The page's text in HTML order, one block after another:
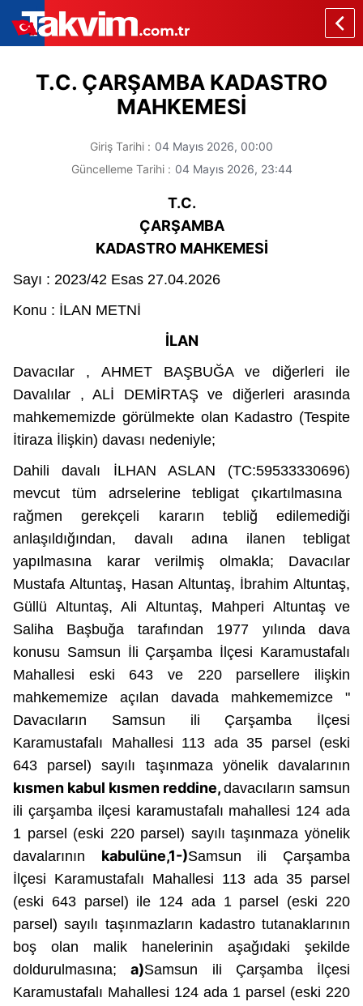
T.C. ÇARŞAMBA KADASTRO
MAHKEMESİ
Giriş Tarihi : 04 Mayıs 2026, 00:00
Güncelleme Tarihi : 04 Mayıs 2026, 23:44
T.C.
ÇARŞAMBA
KADASTRO MAHKEMESİ
Sayı : 2023/42 Esas 27.04.2026
Konu : İLAN METNİ
İLAN
Davacılar , AHMET BAŞBUĞA ve diğerleri ile
Davalılar , ALİ DEMİRTAŞ ve diğerleri arasında
mahkememizde görülmekte olan Kadastro (Tespite
İtiraza İlişkin) davası nedeniyle;
Dahili davalı İLHAN ASLAN (TC:59533330696)
mevcut tüm adrselerine tebligat çıkartılmasına
rağmen gerekçeli kararın tebliğ edilemediği
anlaşıldığından, davalı adına ilanen tebligat
yapılmasına karar verilmiş olmakla; Davacılar
Mustafa Altuntaş, Hasan Altuntaş, İbrahim Altuntaş,
Güllü Altuntaş, Ali Altuntaş, Mahperi Altuntaş ve
Saliha Başbuğa tarafından 1977 yılında dava
konusu Samsun İli Çarşamba İlçesi Karamustafalı
Mahallesi eski 643 ve 220 parsellere ilişkin
mahkememize açılan davada mahkememizce "
Davacıların Samsun ili Çarşamba İlçesi
Karamustafalı Mahallesi 113 ada 35 parsel (eski
643 parsel) sayılı taşınmaza yönelikdavalarının
kısmen kabul kısmen reddine, davacıların samsun
ili çarşamba ilçesi karamustafalı mahallesi 124 ada
1 parsel (eski 220 parsel) sayılı taşınmaza yönelik
davalarının kabulüne,1-)Samsun ili Çarşamba
İlçesi Karamustafalı Mahallesi 113 ada 35 parsel
(eski 643 parsel) ile 124 ada 1 parsel (eski 220
parsel) sayılı taşınmazların kadastro tutanaklarının
boş olan malik hanelerinin aşağıdaki şekilde
doldurulmasına;a)Samsun ili Çarşamba İlçesi
Karamustafalı Mahallesi 124 ada 1 parsel (eski 220